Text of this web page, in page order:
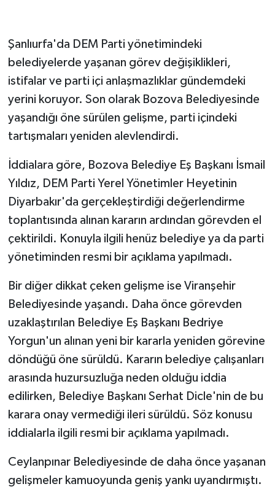
Şanlıurfa'da DEM Parti yönetimindeki
belediyelerde yaşanan görev değişiklikleri,
istifalar ve parti içi anlaşmazlıklar gündemdeki
yerini koruyor. Son olarak Bozova Belediyesinde
yaşandığı öne sürülen gelişme, parti içindeki
tartışmaları yeniden alevlendirdi.
İddialara göre, Bozova Belediye Eş Başkanı İsmail
Yıldız, DEM Parti Yerel Yönetimler Heyetinin
Diyarbakır'da gerçekleştirdiği değerlendirme
toplantısında alınan kararın ardından görevden el
çektirildi. Konuyla ilgili henüz belediye ya da parti
yönetiminden resmi bir açıklama yapılmadı.
Bir diğer dikkat çeken gelişme ise Viranşehir
Belediyesinde yaşandı. Daha önce görevden
uzaklaştırılan Belediye Eş Başkanı Bedriye
Yorgun'un alınan yeni bir kararla yeniden görevine
döndüğü öne sürüldü. Kararın belediye çalışanları
arasında huzursuzluğa neden olduğu iddia
edilirken, Belediye Başkanı Serhat Dicle'nin de bu
karara onay vermediği ileri sürüldü. Söz konusu
iddialarla ilgili resmi bir açıklama yapılmadı.
Ceylanpınar Belediyesinde de daha önce yaşanan
gelişmeler kamuoyunda geniş yankı uyandırmıştı.